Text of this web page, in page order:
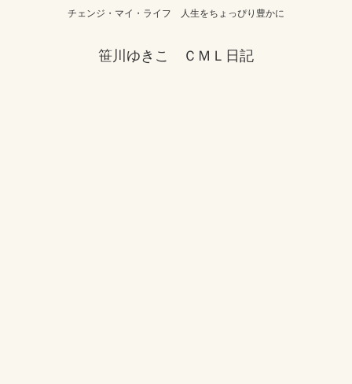
チェンジ・マイ・ライフ 人生をちょっぴり豊かに
笹川ゆきこ ＣＭＬ日記